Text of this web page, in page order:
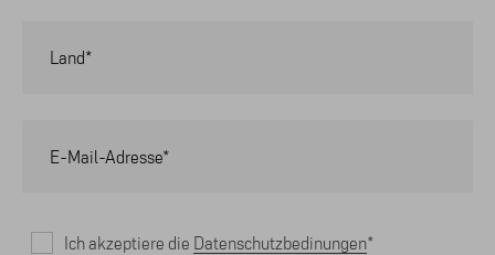
Land*
E-Mail-Adresse*
Ich akzeptiere die Datenschutzbedinungen*